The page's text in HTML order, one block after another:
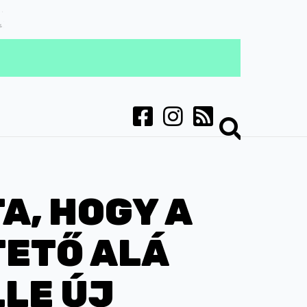
HOGY A
ALÁ
ÚJ